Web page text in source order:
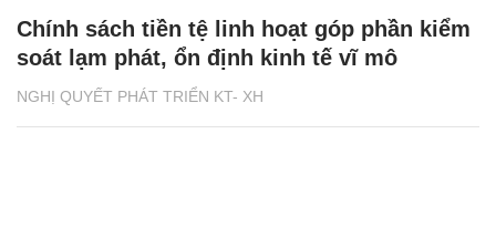
NGHỊ QUYẾT PHÁT TRIỂN KT- XH
Chính sách tiền tệ linh hoạt góp phần kiểm
soát lạm phát, ổn định kinh tế vĩ mô